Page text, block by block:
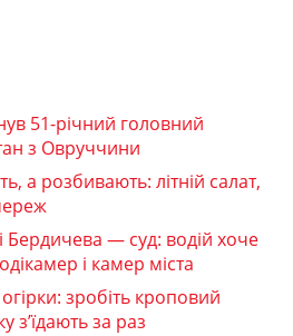
51-річний головний
з Овруччини
а розбивають: літній салат,
Бердичева — суд: водій хоче
і камер міста
зробіть кроповий
з’їдають за раз